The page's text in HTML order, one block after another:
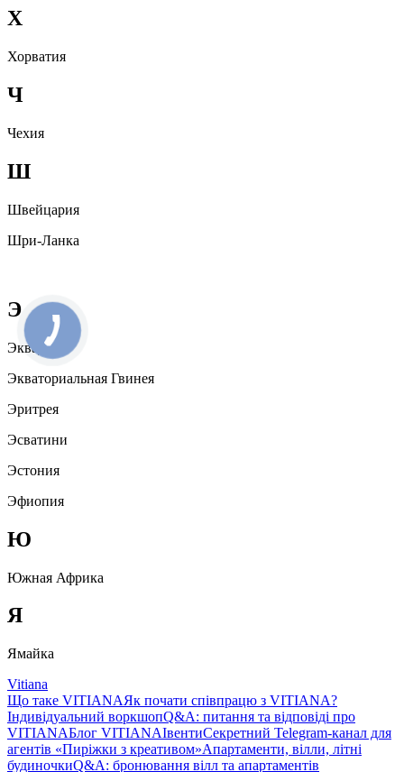
Х
Хорватия
Ч
Чехия
Ш
Швейцария
Шри-Ланка
Э
Эквадор
Экваториальная Гвинея
Эритрея
Эсватини
Эстония
Эфиопия
Ю
Южная Африка
Я
Ямайка
Vitiana
Що таке VITIANAЯк почати співпрацю з VITIANA?
Індивідуальний воркшопQ&A: питання та відповіді про
VITIANAБлог VITIANAІвентиСекретний Telegram-канал для
агентів «Пиріжки з креативом»Апартаменти, вілли, літні
будиночкиQ&A: бронювання вілл та апартаментів